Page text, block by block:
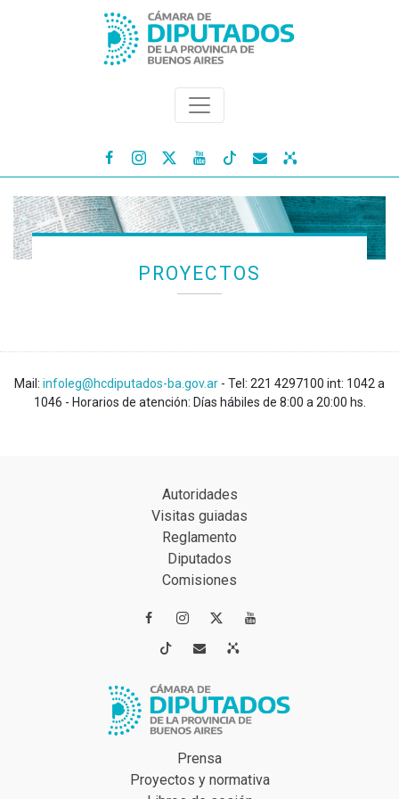
   
PROYECTOS
Mail: infoleg@hcdiputados-ba.gov.ar - Tel: 221 4297100 int: 1042 a
1046 - Horarios de atención: Días hábiles de 8:00 a 20:00 hs.
Autoridades
Visitas guiadas
Reglamento
Diputados
Comisiones
 
 
Prensa
Proyectos y normativa